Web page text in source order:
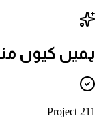
ہمیں کیوں
211 Project